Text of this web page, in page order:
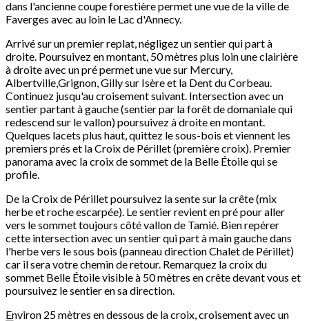
dans l'ancienne coupe forestière permet une vue de la ville de
Faverges avec au loin le Lac d'Annecy.
Arrivé sur un premier replat, négligez un sentier qui part à
droite. Poursuivez en montant, 50 mètres plus loin une clairière
à droite avec un pré permet une vue sur Mercury,
Albertville,Grignon, Gilly sur Isère et la Dent du Corbeau.
Continuez jusqu'au croisement suivant. Intersection avec un
sentier partant à gauche (sentier par la forêt de domaniale qui
redescend sur le vallon) poursuivez à droite en montant.
Quelques lacets plus haut, quittez le sous-bois et viennent les
premiers prés et la Croix de Périllet (première croix). Premier
panorama avec la croix de sommet de la Belle Étoile qui se
profile.
De la Croix de Périllet poursuivez la sente sur la crête (mix
herbe et roche escarpée). Le sentier revient en pré pour aller
vers le sommet toujours côté vallon de Tamié. Bien repérer
cette intersection avec un sentier qui part à main gauche dans
l'herbe vers le sous bois (panneau direction Chalet de Périllet)
car il sera votre chemin de retour. Remarquez la croix du
sommet Belle Étoile visible à 50 mètres en crête devant vous et
poursuivez le sentier en sa direction.
Environ 25 mètres en dessous de la croix, croisement avec un